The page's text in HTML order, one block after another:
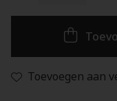
Toevoegen aan